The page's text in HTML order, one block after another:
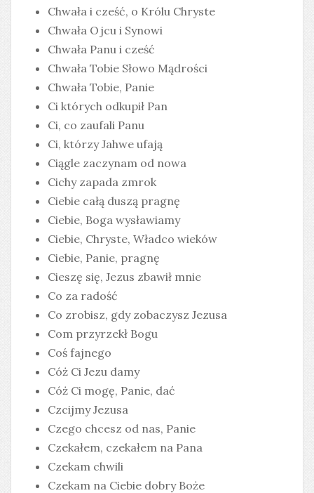
Chwała i cześć, o Królu Chryste
Chwała Ojcu i Synowi
Chwała Panu i cześć
Chwała Tobie Słowo Mądrości
Chwała Tobie, Panie
Ci których odkupił Pan
Ci, co zaufali Panu
Ci, którzy Jahwe ufają
Ciągle zaczynam od nowa
Cichy zapada zmrok
Ciebie całą duszą pragnę
Ciebie, Boga wysławiamy
Ciebie, Chryste, Władco wieków
Ciebie, Panie, pragnę
Cieszę się, Jezus zbawił mnie
Co za radość
Co zrobisz, gdy zobaczysz Jezusa
Com przyrzekł Bogu
Coś fajnego
Cóż Ci Jezu damy
Cóż Ci mogę, Panie, dać
Czcijmy Jezusa
Czego chcesz od nas, Panie
Czekałem, czekałem na Pana
Czekam chwili
Czekam na Ciebie dobry Boże